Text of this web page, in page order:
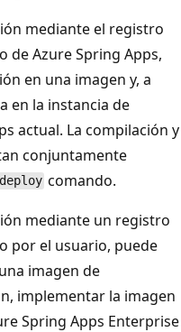
mediante el registro
de Azure Spring Apps,
en una imagen y, a
en la instancia de
actual. La compilación y
conjuntamente
comando.
mediante un registro
por el usuario, puede
imagen de
implementar la imagen
Spring Apps Enterprise